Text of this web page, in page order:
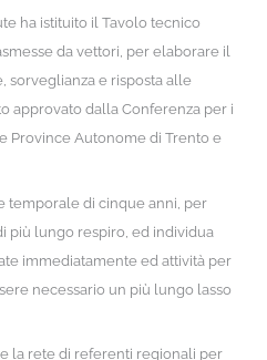
ha istituito il Tavolo tecnico
da vettori, per elaborare il
sorveglianza e risposta alle
approvato dalla Conferenza per i
Province Autonome di Trento e
temporale di cinque anni, per
più lungo respiro, ed individua
immediatamente ed attività per
necessario un più lungo lasso
la rete di referenti regionali per